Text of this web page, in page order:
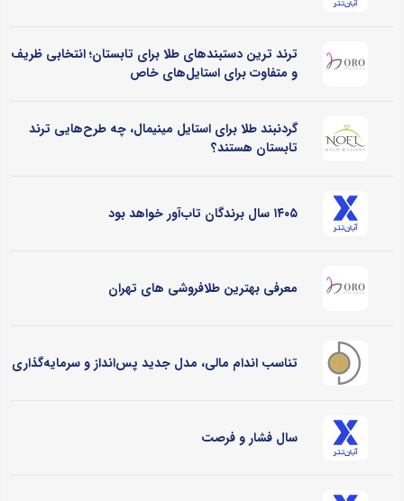
ترند ترین دستبندهای طلا برای تابستان؛ انتخابی ظریف
و متفاوت برای استایل‌های خاص
گردنبند طلا برای استایل مینیمال، چه طرح‌هایی ترند
تابستان هستند؟
۱۴۰۵ سال برندگان تاب‌آور خواهد بود
معرفی بهترین طلافروشی های تهران
تناسب اندام مالی، مدل جدید پس‌انداز و سرمایه‌گذاری
سال فشار و فرصت